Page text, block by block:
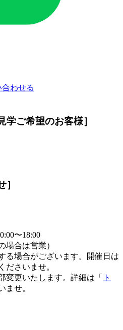
わせる
学ご希望のお客様］
］
〜18:00
場合は営業）
る場合がございます。開催日は
ださいませ。
更いたします。詳細は「
ト
ませ。